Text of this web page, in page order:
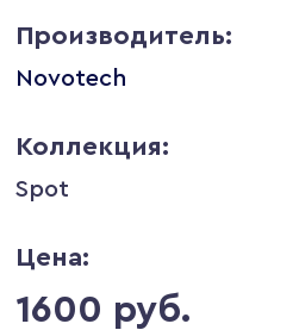
Производитель:
Novotech
Коллекция:
Spot
Цена:
1600 руб.